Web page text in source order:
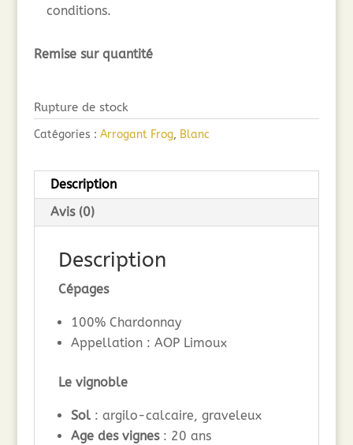
conditions.
Remise sur quantité
Rupture de stock
Catégories : Arrogant Frog, Blanc
Description
Avis (0)
Description
Cépages
100% Chardonnay
Appellation : AOP Limoux
Le vignoble
Sol: argilo-calcaire, graveleux
Age des vignes: 20 ans